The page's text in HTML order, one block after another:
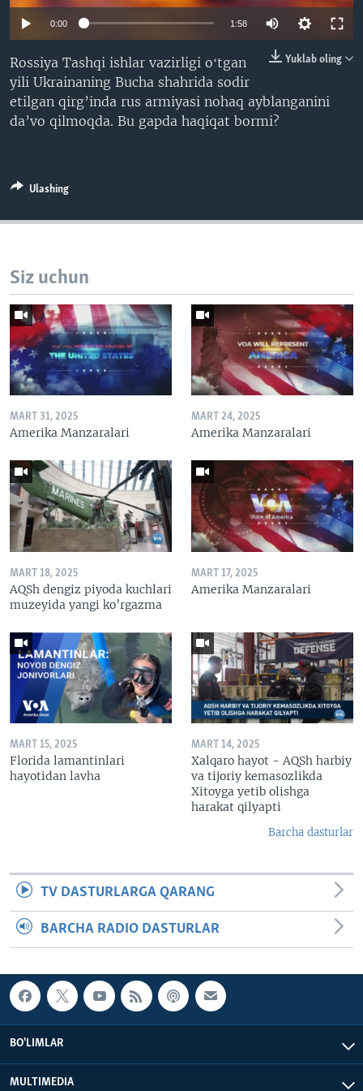
XABARLAR SURATLARDA
TELEGRAM
TWITTER
SOUNDCLOUD
VOA
0:00 1:58
Yuklab oling
Rossiya Tashqi ishlar vazirligi oʻtgan
yili Ukrainaning Bucha shahrida sodir
etilgan qirg’inda rus armiyasi nohaq ayblanganini
da’vo qilmoqda. Bu gapda haqiqat bormi?
Ulashing
Siz uchun
MART 31, 2025
Amerika Manzaralari
MART 24, 2025
Amerika Manzaralari
MART 18, 2025
AQSh dengiz piyoda kuchlari
muzeyida yangi ko’rgazma
MART 17, 2025
Amerika Manzaralari
MART 15, 2025
Florida lamantinlari
hayotidan lavha
MART 14, 2025
Xalqaro hayot - AQSh harbiy
va tijoriy kemasozlikda
Xitoyga yetib olishga
harakat qilyapti
Barcha dasturlar
TV DASTURLARGA QARANG
BARCHA RADIO DASTURLAR
BO'LIMLAR
MULTIMEDIA